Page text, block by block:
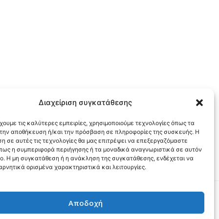
Διαχείριση συγκατάθεσης
τις καλύτερες εμπειρίες, χρησιμοποιούμε τεχνολογίες όπως τα
αποθήκευση ή/και την πρόσβαση σε πληροφορίες της συσκευής. Η
σε αυτές τις τεχνολογίες θα μας επιτρέψει να επεξεργαζόμαστε
η συμπεριφορά περιήγησης ή τα μοναδικά αναγνωριστικά σε αυτόν
Η μη συγκατάθεση ή η ανάκληση της συγκατάθεσης, ενδέχεται να
ορισμένα χαρακτηριστικά και λειτουργίες.
Αποδοχή